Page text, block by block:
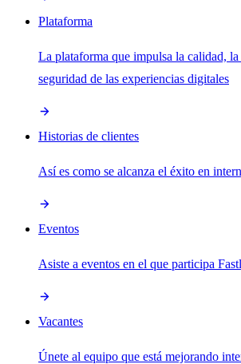
Plataforma
La plataforma que impulsa la calidad,
seguridad de las experiencias digitales
Historias de clientes
Así es como se alcanza el éxito en
Eventos
Asiste a eventos en el que participa
Vacantes
Únete al equipo que está mejorando